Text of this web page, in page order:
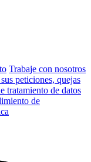
Trabaje con nosotros
peticiones, quejas
tratamiento de datos
de